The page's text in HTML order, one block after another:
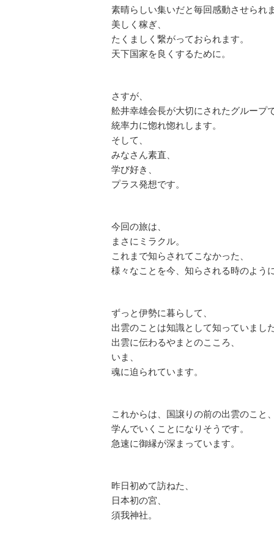
素晴らしい集いだと毎回感動させられま
美しく稼ぎ、
たくましく繋がっておられます。
天下国家を良くするために。
さすが、
舩井幸雄会長が大切にされたグループで
統率力に惚れ惚れします。
そして、
みなさん素直、
学び好き、
プラス発想です。
今回の旅は、
まさにミラクル。
これまで知らされてこなかった、
様々なことを今、知らされる時のよう
ずっと伊勢に暮らして、
出雲のことは知識として知っていました
出雲に伝わるやまとのこころ、
いま、
魂に迫られています。
これからは、国譲りの前の出雲のこと、
学んでいくことになりそうです。
急速に御縁が深まっています。
昨日初めて訪ねた、
日本初の宮、
須我神社。